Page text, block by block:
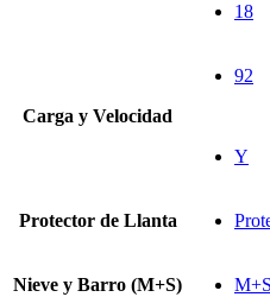
18
Carga y Velocidad
92
Y
Protector de Llanta
Nieve y Barro (M+S) M+S